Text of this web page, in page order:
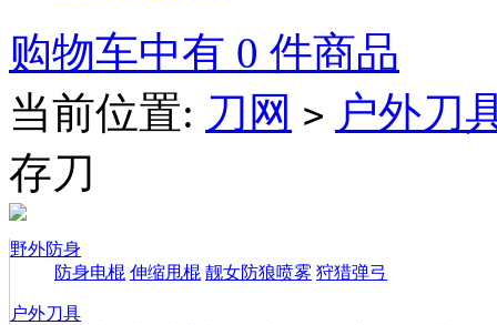
购物车中有 0 件商品
当前位置: 刀网 > 户外刀
存刀
野外防身
防身电棍 伸缩甩棍 靓女防狼喷雾 狩猎弹弓
户外刀具